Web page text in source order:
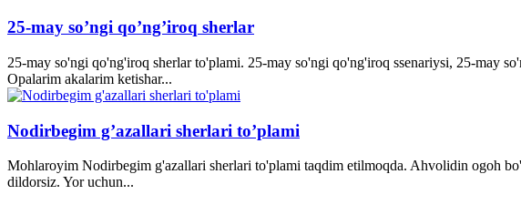
25-may so’ngi qo’ng’iroq sherlar
25-may so'ngi qo'ng'iroq sherlar to'plami. 25-may so'ngi qo'ng'iroq ssenariysi, 25-may
Opalarim akalarim ketishar...
Nodirbegim g’azallari sherlari to’plami
Mohlaroyim Nodirbegim g'azallari sherlari to'plami taqdim etilmoqda. Ahvolidin ogoh
dildorsiz. Yor uchun...